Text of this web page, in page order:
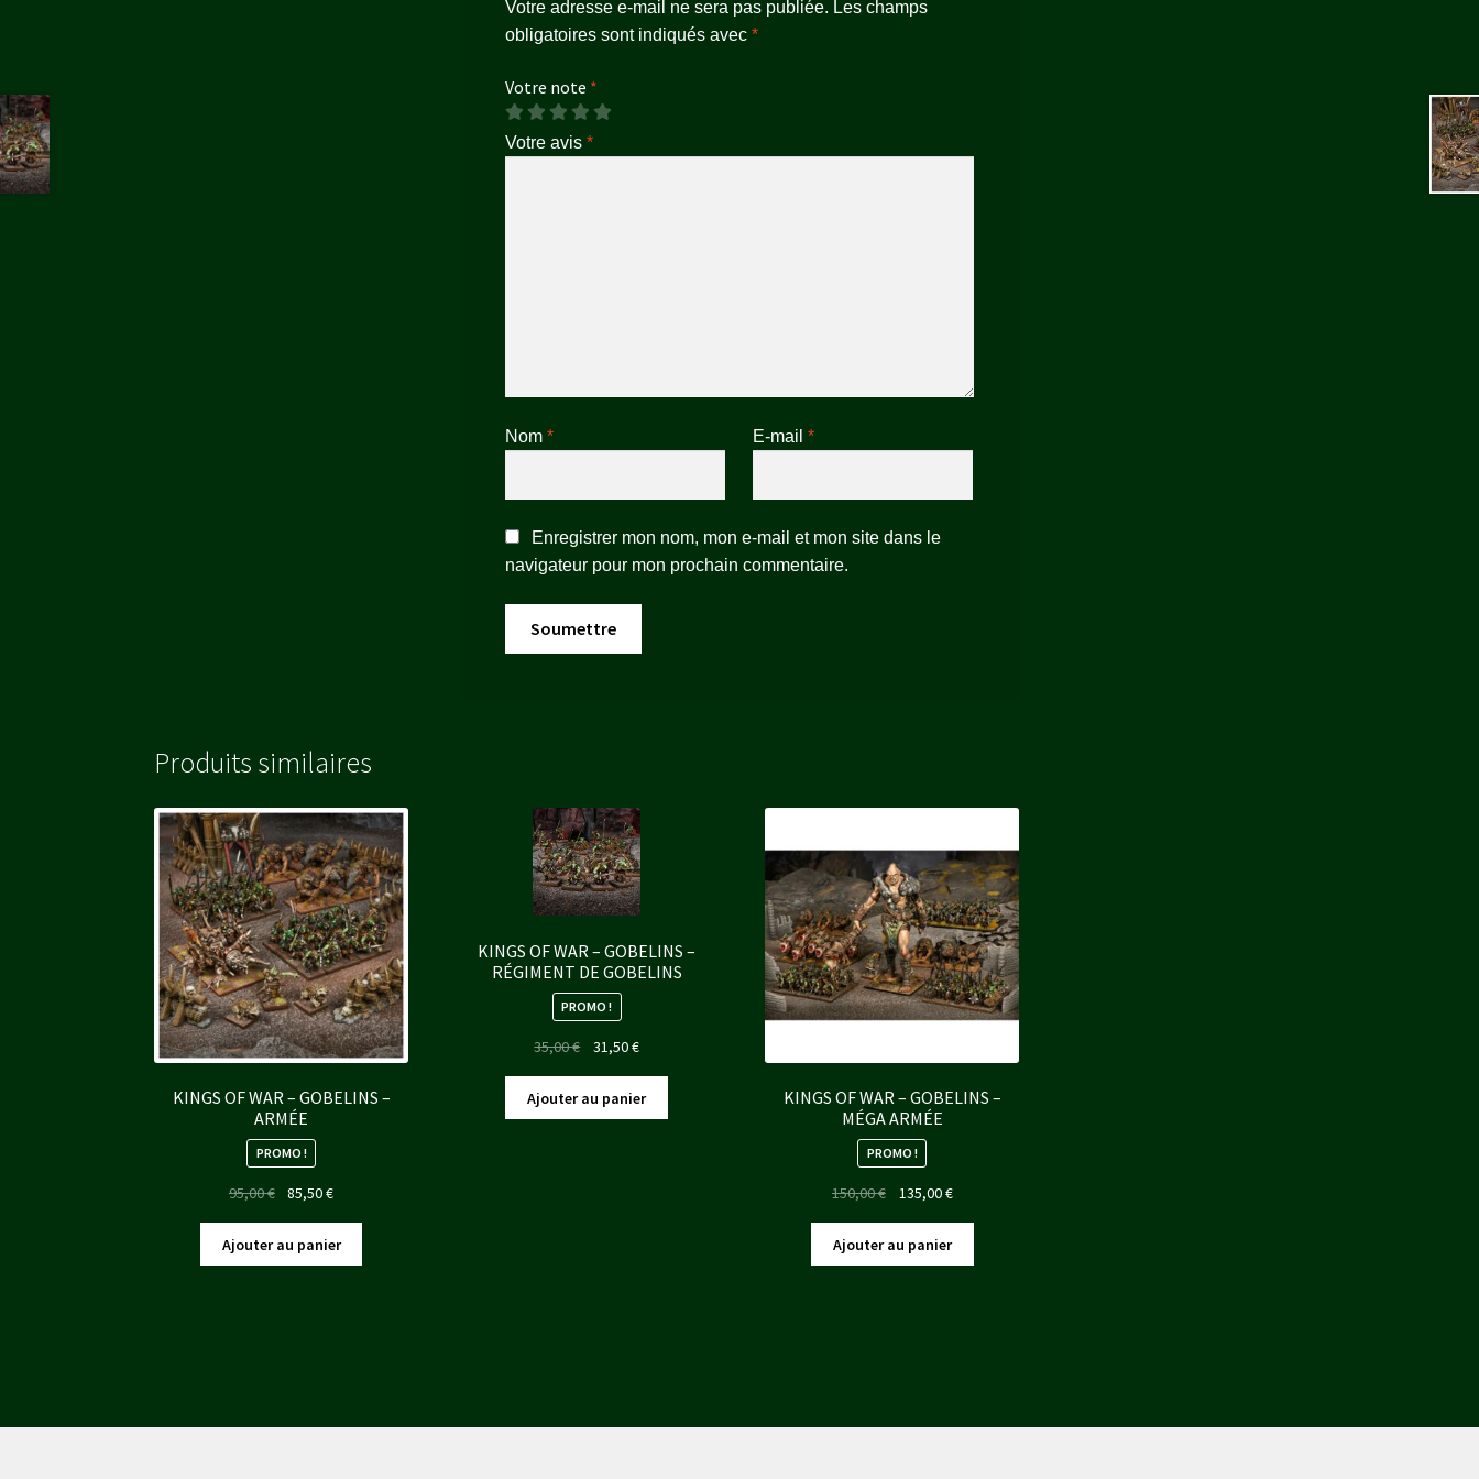
Votre adresse e-mail ne sera pas publiée. Les champs
obligatoires sont indiqués avec*
Votre note *
Votre avis*
Nom* E-mail*
Enregistrer mon nom, mon e-mail et mon site dans le
navigateur pour mon prochain commentaire.
Produits similaires
KINGS OF WAR – GOBELINS –
ARMÉE
PROMO !
95,00€
Le
initial
était :
85,50€Le
actuel
est :
Ajouter au panier
KINGS OF WAR – GOBELINS –
RÉGIMENT DE GOBELINS
PROMO !
35,00€
Le
initial
était :
31,50€Le
actuel
est :
Ajouter au panier
KINGS OF WAR – GOBELINS –
MÉGA ARMÉE
PROMO !
150,00€
Le
initial
était :
135,00€Le
actuel
est :
Ajouter au panier